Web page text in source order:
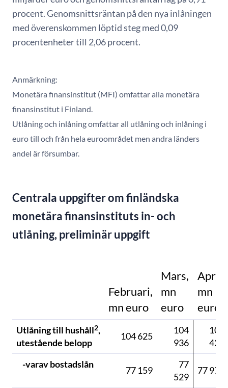
procent. Genomsnittsräntan på den nya inlåningen
med överenskommen löptid steg med 0,09
procentenheter till 2,06 procent.
Anmärkning:
Monetära finansinstitut (MFI) omfattar alla monetära
finansinstitut i Finland.
Utlåning och inlåning omfattar all utlåning och inlåning i
euro till och från hela euroområdet men andra länders
andel är försumbar.
Centrala uppgifter om finländska
monetära finansinstituts in- och
utlåning, preliminär uppgift
Februari,
mn euro
Mars,
mn
euro
April,
mn
euro
Utlåning till hushåll2,
utestående belopp
104 625
104
936
105
421
-varav bostadslån
77 159
77
529
77 976